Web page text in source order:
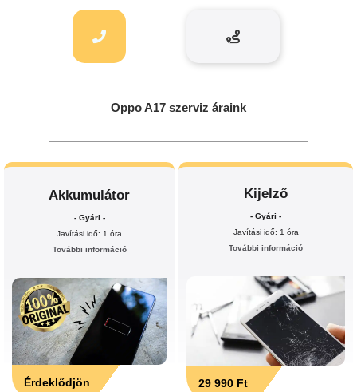
Oppo A17 szerviz áraink
Akkumulátor
- Gyári -
Javítási idő: 1 óra
További információ
Érdeklődjön
Kijelző
- Gyári -
Javítási idő: 1 óra
További információ
29 990 Ft